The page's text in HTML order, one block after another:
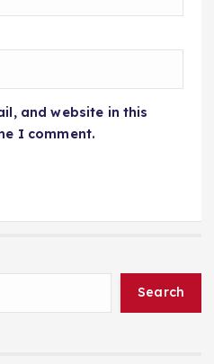
and website in this
I comment.
Search